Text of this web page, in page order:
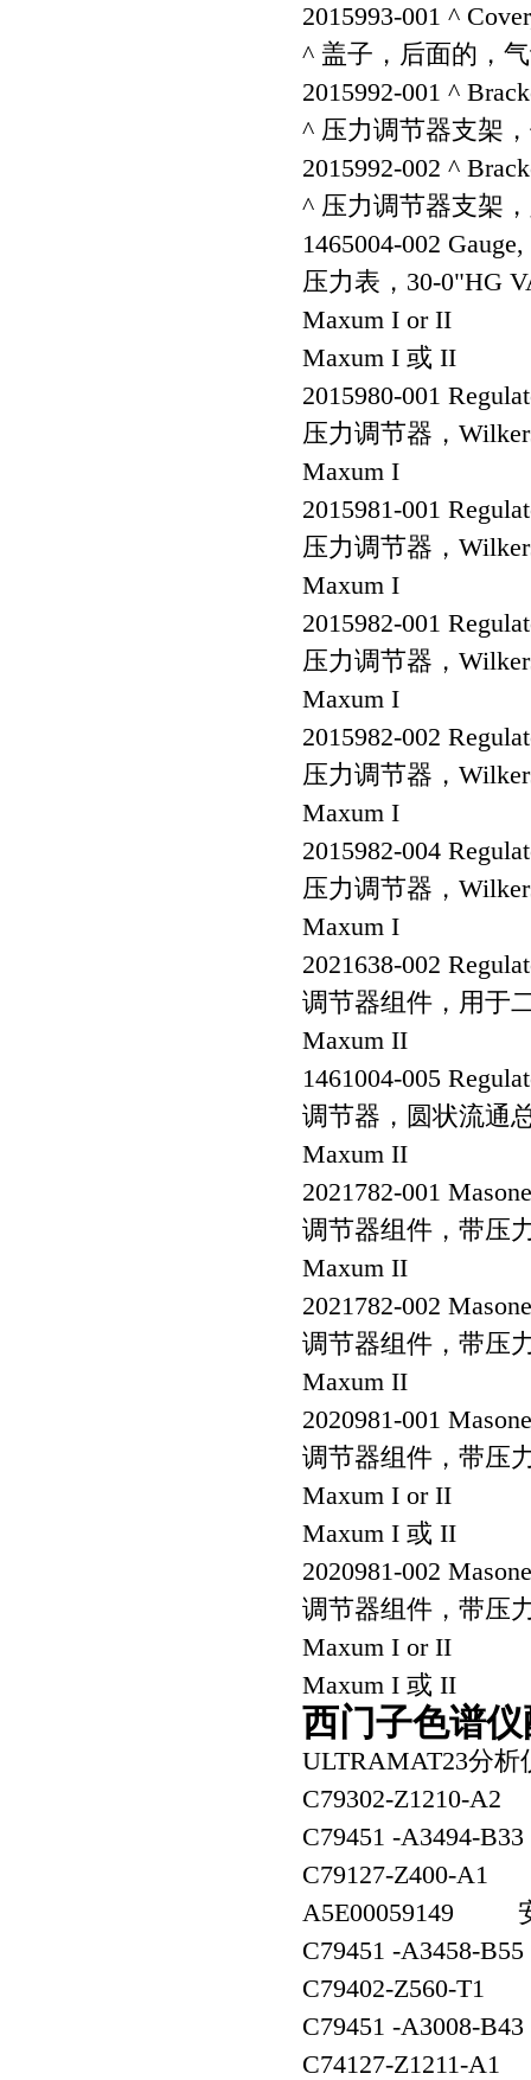
2015993-001 ^
^ 盖子，后面的，
2015992-001 ^
^ 压力调节器支架
2015992-002 ^
^ 压力调节器支架
1465004-002
压力表，30-0"HG
Maxum I or II
Maxum I 或 II
2015980-001
压力调节器，
Maxum I
2015981-001
压力调节器，
Maxum I
2015982-001
压力调节器，
Maxum I
2015982-002
压力调节器，
Maxum I
2015982-004
压力调节器，
Maxum I
2021638-002
调节器组件，用于
Maxum II
1461004-005
调节器，圆状流通
Maxum II
2021782-001
调节器组件，带压
Maxum II
2021782-002
调节器组件，带压
Maxum II
2020981-001
调节器组件，带压
Maxum I or II
Maxum I 或 II
2020981-002
调节器组件，带压
Maxum I or II
Maxum I 或 II
西门子色谱
ULTRAMAT23分
C79302-Z1210-
C79451 -A3494-
C79127-Z400-
A5E00059149 安
C79451 -A3458-
C79402-Z560-
C79451 -A3008-
C74127-Z1211-